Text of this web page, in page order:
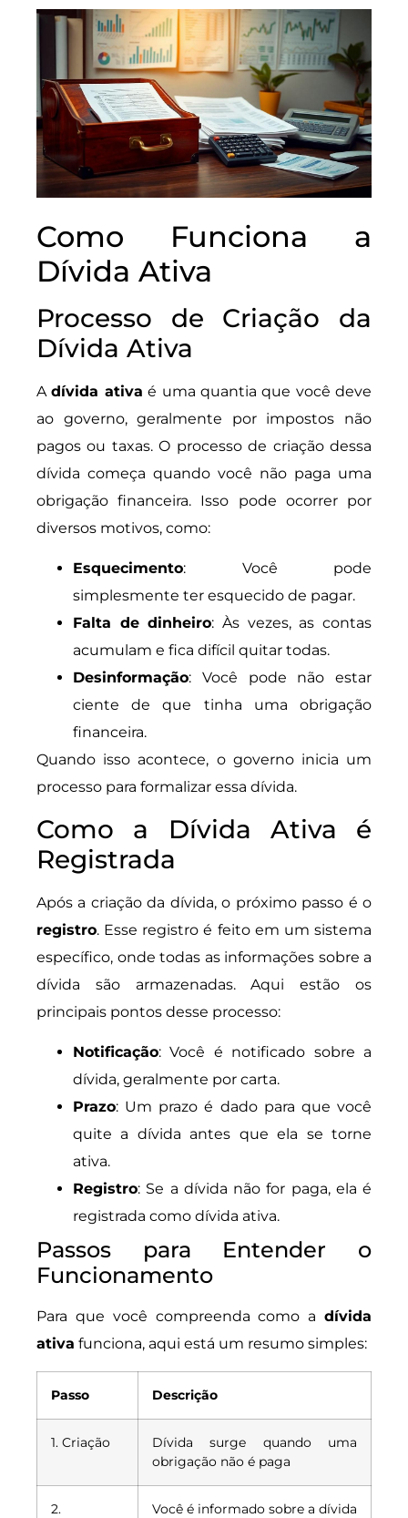
Como Funciona a
Dívida Ativa
Processo de Criação da
Dívida Ativa
Adívida ativa é uma quantia que você deve
ao governo, geralmente por impostos não
pagos ou taxas. O processo de criação dessa
dívida começa quando você não paga uma
obrigação financeira. Isso pode ocorrer por
diversos motivos, como:
Esquecimento: Você pode
simplesmente ter esquecido de pagar.
Falta de dinheiro: Às vezes, as contas
acumulam e fica difícil quitar todas.
Desinformação: Você pode não estar
ciente de que tinha uma obrigação
financeira.
Quando isso acontece, o governo inicia um
processo para formalizar essa dívida.
Como a Dívida Ativa é
Registrada
Após a criação da dívida, o próximo passo é o
registro. Esse registro é feito em um sistema
específico, onde todas as informações sobre a
dívida são armazenadas. Aqui estão os
principais pontos desse processo:
Notificação: Você é notificado sobre a
dívida, geralmente por carta.
Prazo: Um prazo é dado para que você
quite a dívida antes que ela se torne
ativa.
Registro: Se a dívida não for paga, ela é
registrada como dívida ativa.
Passos para Entender o
Funcionamento
Para que você compreenda como a dívida
ativa funciona, aqui está um resumo simples:
Passo Descrição
1. Criação
Dívida surge quando uma
obrigação não é paga
2.
Você é informado sobre a dívida